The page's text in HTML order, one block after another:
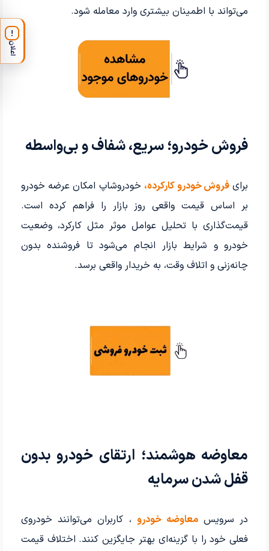
می‌تواند با اطمینان بیشتری وارد معامله شود.
فروش خودرو؛ سریع، شفاف و بی‌واسطه
برایفروش خودرو کارکرده، خودروشاپ امکان عرضه خودرو
بر اساس قیمت واقعی روز بازار را فراهم کرده است.
قیمت‌گذاری با تحلیل عوامل موثر مثل کارکرد، وضعیت
خودرو و شرایط بازار انجام می‌شود تا فروشنده بدون
چانه‌زنی و اتلاف وقت، به خریدار واقعی برسد.
معاوضه هوشمند؛ ارتقای خودرو بدون
قفل شدن سرمایه
در سرویسمعاوضه خودرو ، کاربران می‌توانند خودروی
فعلی خود را با گزینه‌ای بهتر جایگزین کنند. اختلاف قیمت
!
اعلان